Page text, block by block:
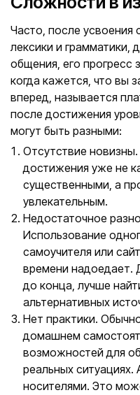
Часто, после усвоения
лексики и грамматики,
общения, его прогресс
когда кажется, что вы
вперед, называется
после достижения
могут быть разными:
Отсутствие
достижения уже не
существенными, а
увлекательным.
Недостаточное
Использование
самоучителя или
времени надоедает.
до конца, лучше
альтернативных
Нет практики.
домашнем
возможностей для
реальных
носителями. Это